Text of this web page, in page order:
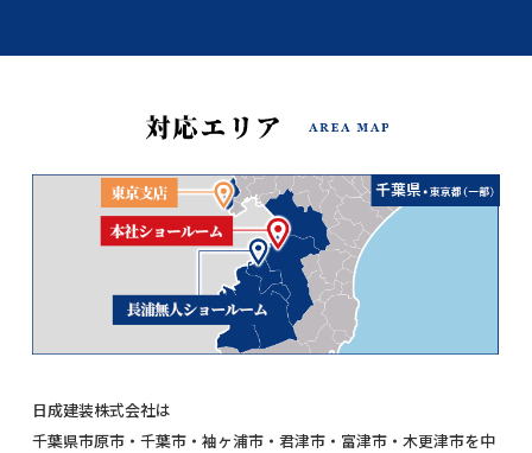
日成建装株式会社は
千葉県市原市・千葉市・袖ヶ浦市・君津市・富津市・木更津市を中